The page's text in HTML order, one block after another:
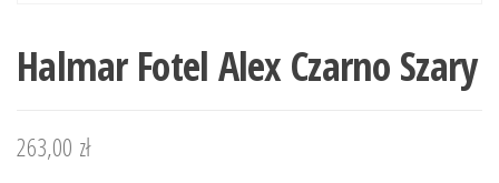
Halmar Fotel Alex Czarno Szary
263,00 zł